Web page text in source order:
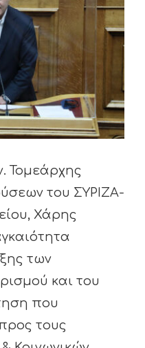
Τομεάρχης
του ΣΥΡΙΖΑ-
Χάρης
των
και του
που
τους